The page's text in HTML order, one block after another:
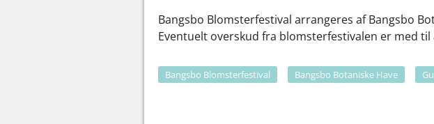
Bangsbo Blomsterfestival arrangeres af Bangsbo
Eventuelt overskud fra blomsterfestivalen er med
Bangsbo Blomsterfestival Bangsbo Botaniske Have